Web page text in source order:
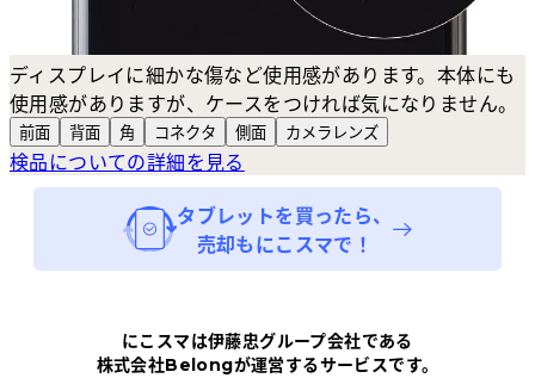
ディスプレイに細かな傷など使用感があります。本体にも
使用感がありますが、ケースをつければ気になりません。
前面 背面 角 コネクタ 側面 カメラ レンズ
検品についての詳細を見る
タブレットを買ったら、
売却もにこスマで！
にこスマは伊藤忠グループ会社である
株式会社Belongが運営するサービスです。